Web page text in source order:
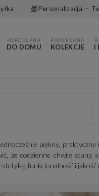
🎁Personalizacja —
PORCELANA
DO DOMU
PORCELANA
KOLEKCJE I
piękny,
że codzienne chwile staną
funkcjonalność i jakość